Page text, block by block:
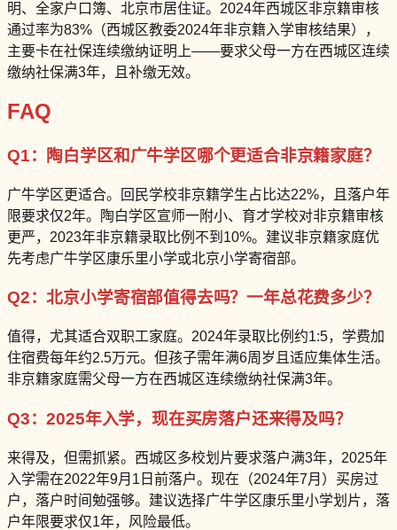
明、全家户口簿、北京市居住证。2024年西城区非京籍审核
通过率为83%（西城区教委2024年非京籍入学审核结果），
主要卡在社保连续缴纳证明上——要求父母一方在西城区连续
缴纳社保满3年，且补缴无效。
FAQ
Q1：陶白学区和广牛学区哪个更适合非京籍家庭？
广牛学区更适合。回民学校非京籍学生占比达22%，且落户年
限要求仅2年。陶白学区宣师一附小、育才学校对非京籍审核
更严，2023年非京籍录取比例不到10%。建议非京籍家庭优
先考虑广牛学区康乐里小学或北京小学寄宿部。
Q2：北京小学寄宿部值得去吗？一年总花费多少？
值得，尤其适合双职工家庭。2024年录取比例约1:5，学费加
住宿费每年约2.5万元。但孩子需年满6周岁且适应集体生活。
非京籍家庭需父母一方在西城区连续缴纳社保满3年。
Q3：2025年入学，现在买房落户还来得及吗？
来得及，但需抓紧。西城区多校划片要求落户满3年，2025年
入学需在2022年9月1日前落户。现在（2024年7月）买房过
户，落户时间勉强够。建议选择广牛学区康乐里小学划片，落
户年限要求仅1年，风险最低。